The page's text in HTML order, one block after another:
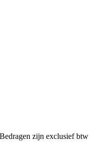
Bedragen zijn exclusief btw